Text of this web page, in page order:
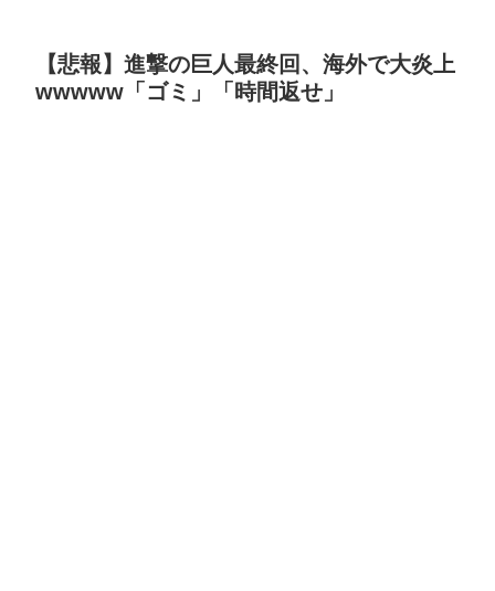
【悲報】進撃の巨人最終回、海外で大炎上
wwwww「ゴミ」「時間返せ」